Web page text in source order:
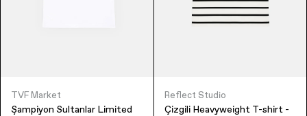
TVF Market
Şampiyon Sultanlar Limited
Reflect Studio
Çizgili Heavyweight T-shirt -